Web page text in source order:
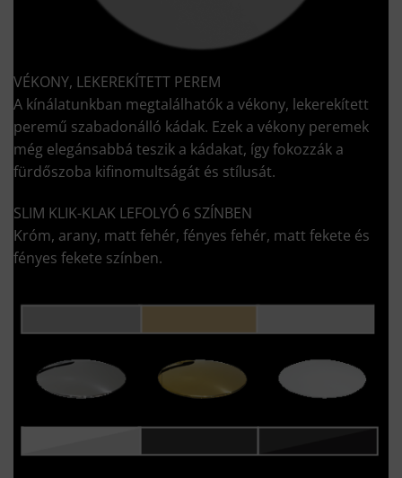
VÉKONY, LEKEREKÍTETT PEREM
A kínálatunkban megtalálhatók a vékony, lekerekített
peremű szabadonálló kádak. Ezek a vékony peremek
még elegánsabbá teszik a kádakat, így fokozzák a
fürdőszoba kifinomultságát és stílusát.
SLIM KLIK-KLAK LEFOLYÓ 6 SZÍNBEN
Króm, arany, matt fehér, fényes fehér, matt fekete és
fényes fekete színben.